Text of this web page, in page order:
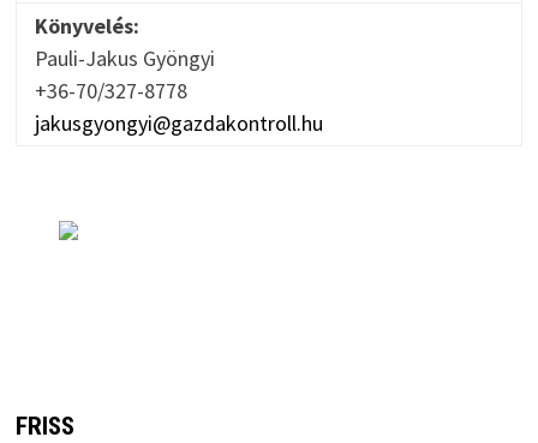
Könyvelés:
Pauli-Jakus Gyöngyi
+36-70/327-8778
jakusgyongyi@gazdakontroll.hu
FRISS